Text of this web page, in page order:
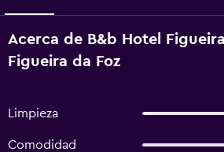
Acerca de B&b Hotel
Figueira da Foz
Limpieza
Comodidad